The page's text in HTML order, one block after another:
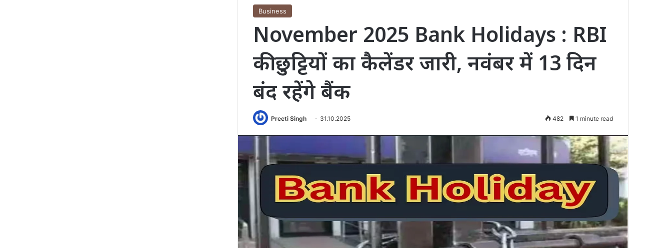
Business
November 2025 Bank Holidays : RBI
की छुट्टियों का कैलेंडर जारी, नवंबर में 13 दिन
बंद रहेंगे बैंक
Preeti Singh 31.10.2025 482 1 minute read